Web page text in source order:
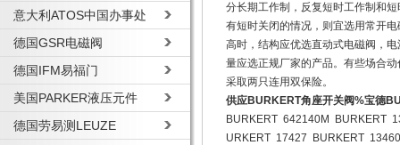
意大利ATOS中国办事处
德国GSR电磁阀
德国IFM易福门
美国PARKER液压元件
德国劳易测LEUZE
分长期工作制，反复短时工作制和
有短时关闭的情况，则宜选用常开
高时，结构应优选直动式电磁阀，
量应选正规厂家的产品。有些场合
采取两只连用双保险。
供应BURKERT角座开关阀%宝德
BURKERT 642140M BURKERT
URKERT 17427 BURKERT